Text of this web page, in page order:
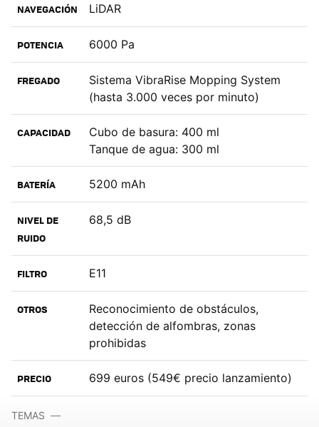
NAVEGACIÓN LiDAR
POTENCIA 6000 Pa
FREGADO
Sistema VibraRise Mopping System
(hasta 3.000 veces por minuto)
CAPACIDAD
Cubo de basura: 400 ml
Tanque de agua: 300 ml
BATERÍA 5200 mAh
NIVEL DE
RUIDO
68,5 dB
FILTRO E11
OTROS
Reconocimiento de obstáculos,
detección de alfombras, zonas
prohibidas
PRECIO 699 euros (549€ precio lanzamiento)
TEMAS